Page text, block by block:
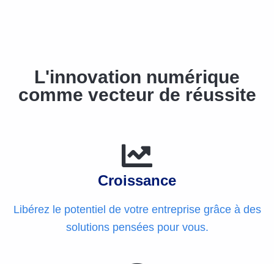
L'innovation numérique
comme vecteur de réussite
Croissance
Libérez le potentiel de votre entreprise grâce à des
solutions pensées pour vous.